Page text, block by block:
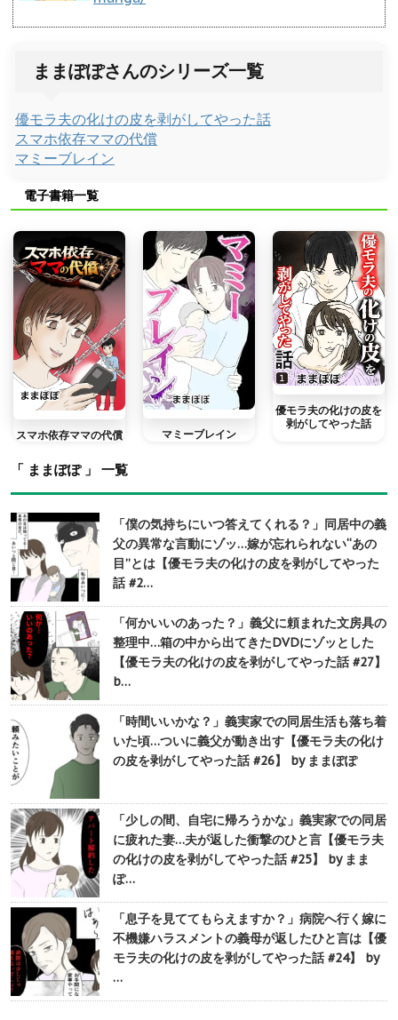
ままぽぽさんのシリーズ一覧
優モラ夫の化けの皮を剥がしてやった話
スマホ依存ママの代償
マミーブレイン
電子書籍一覧
スマホ依存ママの代償 マミーブレイン
優モラ夫の化けの皮を
剥がしてやった話
「 ままぽぽ 」 一覧
「僕の気持ちにいつ答えてくれる？」同居中の義
父の異常な言動にゾッ…嫁が忘れられない“あの
目”とは【優モラ夫の化けの皮を剥がしてやった
話 #2…
「何かいいのあった？」義父に頼まれた文房具の
整理中…箱の中から出てきたDVDにゾッとした
【優モラ夫の化けの皮を剥がしてやった話 #27】
b…
「時間いいかな？」義実家での同居生活も落ち着
いた頃…ついに義父が動き出す【優モラ夫の化け
の皮を剥がしてやった話 #26】 by ままぽぽ
「少しの間、自宅に帰ろうかな」義実家での同居
に疲れた妻…夫が返した衝撃のひと言【優モラ夫
の化けの皮を剥がしてやった話 #25】 by まま
ぽ…
「息子を見ててもらえますか？」病院へ行く嫁に
不機嫌ハラスメントの義母が返したひと言は【優
モラ夫の化けの皮を剥がしてやった話 #24】 by
…